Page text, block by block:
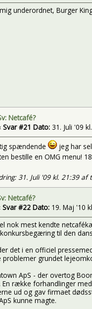
underordnet, Burger
Netcafé?
Svar #21 Dato:31. Juli '09
spændende
jeg har
bestille en OMG menu!
31. Juli '09 kl. 21:39 af
Netcafé?
Svar #22 Dato:19. Maj '10
nok mest kendte
til den
det i en officiel
problemer grundet
ApS - der overtog
En række forhandlinger
ud og gav firmaet
kunne magte.